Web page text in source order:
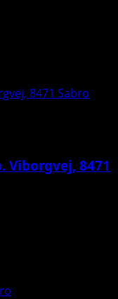
8471 Sabro
Viborgvej, 8471